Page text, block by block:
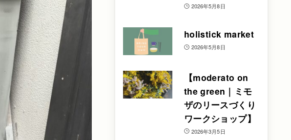
2026年5月8日
holistick market
2026年5月8日
【moderato on
the green｜ミモ
ザのリースづくり
ワークショップ】
2026年3月5日